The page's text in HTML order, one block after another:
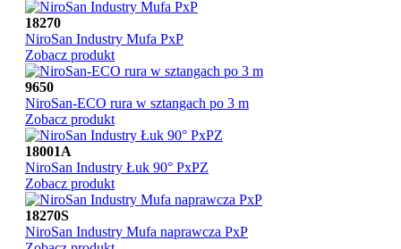
18270
NiroSan Industry Mufa PxP
Zobacz produkt
9650
NiroSan-ECO rura w sztangach po 3 m
Zobacz produkt
18001A
NiroSan Industry Łuk 90° PxPZ
Zobacz produkt
18270S
NiroSan Industry Mufa naprawcza PxP